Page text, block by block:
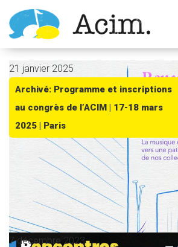
Ouvrir la barre d’outils
21 janvier 2025
Archivé: Programme et inscriptions
au congrès de l’ACIM | 17-18 mars
2025 | Paris
7 décembre 2023